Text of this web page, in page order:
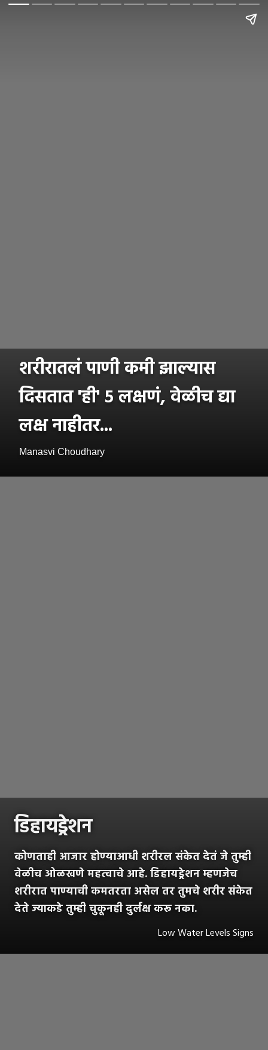
शरीरातलं पाणी कमी झाल्यास
दिसतात 'ही' ५ लक्षणं, वेळीच द्या
लक्ष नाहीतर...
Manasvi Choudhary
डिहायड्रेशन
कोणताही आजार होण्याआधी शरीरल संकेत देतं जे तुम्ही
वेळीच ओळखणे महत्वाचे आहे. डिहायड्रेशन म्हणजेच
शरीरात पाण्याची कमतरता असेल तर तुमचे शरीर संकेत
देते ज्याकडे तुम्ही चुकूनही दुर्लक्ष करू नका.
Low Water Levels Signs